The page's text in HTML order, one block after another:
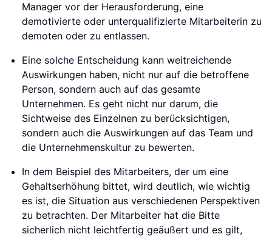
Manager vor der Herausforderung, eine
demotivierte oder unterqualifizierte Mitarbeiterin zu
demoten oder zu entlassen.
Eine solche Entscheidung kann weitreichende
Auswirkungen haben, nicht nur auf die betroffene
Person, sondern auch auf das gesamte
Unternehmen. Es geht nicht nur darum, die
Sichtweise des Einzelnen zu berücksichtigen,
sondern auch die Auswirkungen auf das Team und
die Unternehmenskultur zu bewerten.
In dem Beispiel des Mitarbeiters, der um eine
Gehaltserhöhung bittet, wird deutlich, wie wichtig
es ist, die Situation aus verschiedenen Perspektiven
zu betrachten. Der Mitarbeiter hat die Bitte
sicherlich nicht leichtfertig geäußert und es gilt,